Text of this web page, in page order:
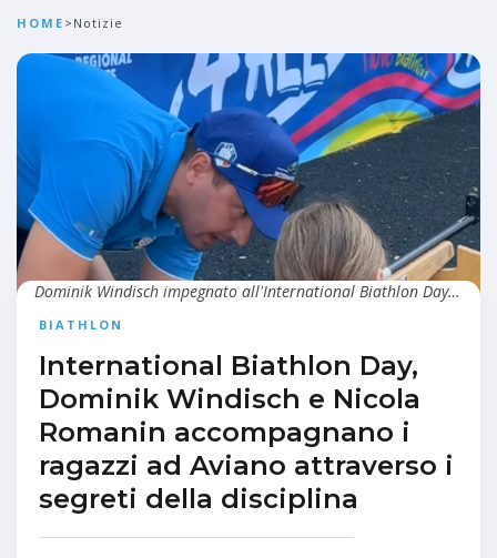
HOME > Notizie
BIATHLON
International Biathlon Day,
Dominik Windisch e Nicola
Romanin accompagnano i
ragazzi ad Aviano attraverso i
segreti della disciplina
Dominik Windisch impegnato all'International Biathlon Day © Profilo Instagram IBU